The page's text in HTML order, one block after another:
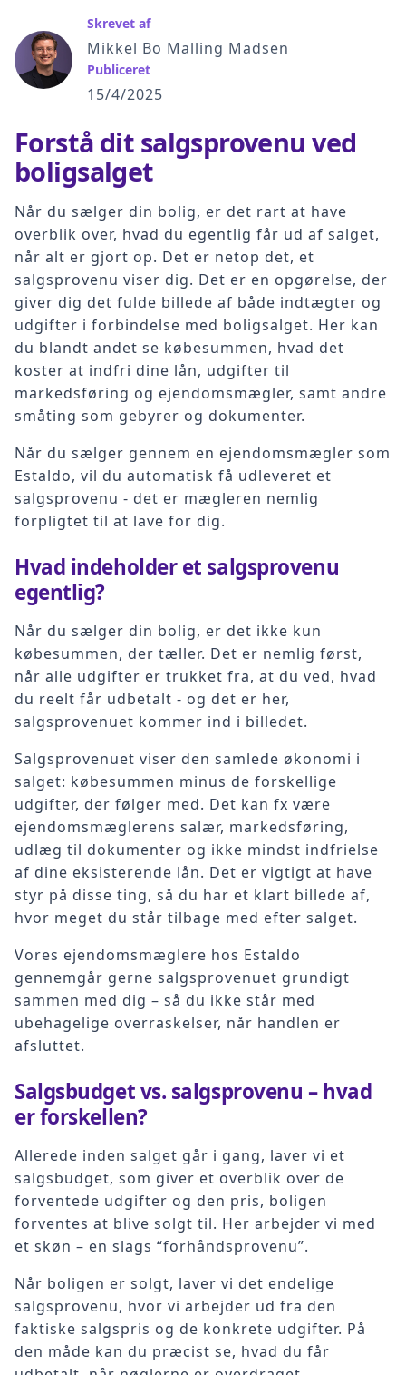
Skrevet af
Mikkel Bo Malling Madsen
Publiceret
15/4/2025
Forstå dit salgsprovenu ved
boligsalget
Når du sælger din bolig, er det rart at have
overblik over, hvad du egentlig får ud af salget,
når alt er gjort op. Det er netop det, et
salgsprovenu viser dig. Det er en opgørelse, der
giver dig det fulde billede af både indtægter og
udgifter i forbindelse med boligsalget. Her kan
du blandt andet se købesummen, hvad det
koster at indfri dine lån, udgifter til
markedsføring og ejendomsmægler, samt andre
småting som gebyrer og dokumenter.
Når du sælger gennem en ejendomsmægler som
Estaldo, vil du automatisk få udleveret et
salgsprovenu - det er mægleren nemlig
forpligtet til at lave for dig.
Hvad indeholder et salgsprovenu
egentlig?
Når du sælger din bolig, er det ikke kun
købesummen, der tæller. Det er nemlig først,
når alle udgifter er trukket fra, at du ved, hvad
du reelt får udbetalt - og det er her,
salgsprovenuet kommer ind i billedet.
Salgsprovenuet viser den samlede økonomi i
salget: købesummen minus de forskellige
udgifter, der følger med. Det kan fx være
ejendomsmæglerens salær, markedsføring,
udlæg til dokumenter og ikke mindst indfrielse
af dine eksisterende lån. Det er vigtigt at have
styr på disse ting, så du har et klart billede af,
hvor meget du står tilbage med efter salget.
Vores ejendomsmæglere hos Estaldo
gennemgår gerne salgsprovenuet grundigt
sammen med dig – så du ikke står med
ubehagelige overraskelser, når handlen er
afsluttet.
Salgsbudget vs. salgsprovenu – hvad
er forskellen?
Allerede inden salget går i gang, laver vi et
salgsbudget, som giver et overblik over de
forventede udgifter og den pris, boligen
forventes at blive solgt til. Her arbejder vi med
et skøn – en slags “forhåndsprovenu”.
Når boligen er solgt, laver vi det endelige
salgsprovenu, hvor vi arbejder ud fra den
faktiske salgspris og de konkrete udgifter. På
den måde kan du præcist se, hvad du får